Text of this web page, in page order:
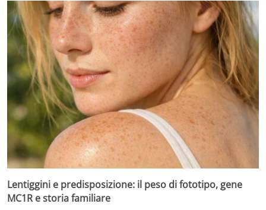
Lentiggini e predisposizione: il peso di fototipo, gene
MC1R e storia familiare